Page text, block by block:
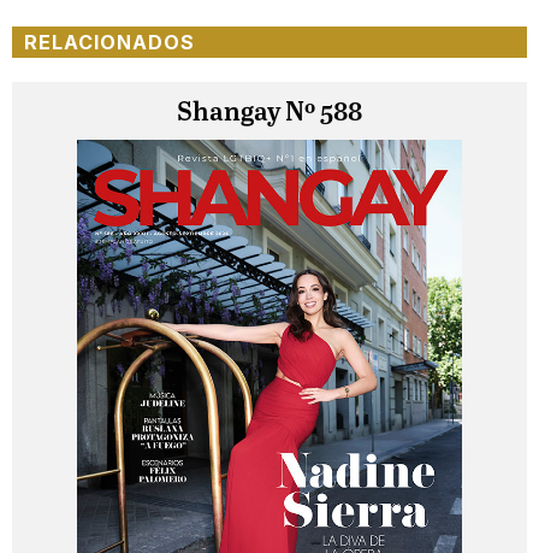
RELACIONADOS
Shangay Nº 588